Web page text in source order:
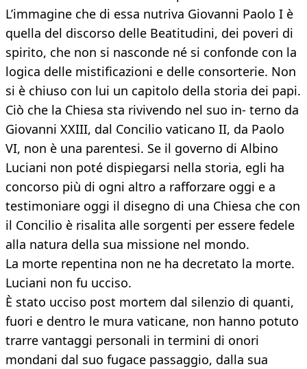
L’immagine che di essa nutriva Giovanni Paolo I è
quella del discorso delle Beatitudini, dei poveri di
spirito, che non si nasconde né si confonde con la
logica delle mistificazioni e delle consorterie. Non
si è chiuso con lui un capitolo della storia dei papi.
Ciò che la Chiesa sta rivivendo nel suo in- terno da
Giovanni XXIII, dal Concilio vaticano II, da Paolo
VI, non è una parentesi. Se il governo di Albino
Luciani non poté dispiegarsi nella storia, egli ha
concorso più di ogni altro a rafforzare oggi e a
testimoniare oggi il disegno di una Chiesa che con
il Concilio è risalita alle sorgenti per essere fedele
alla natura della sua missione nel mondo.
La morte repentina non ne ha decretato la morte.
Luciani non fu ucciso.
È stato ucciso post mortem dal silenzio di quanti,
fuori e dentro le mura vaticane, non hanno potuto
trarre vantaggi personali in termini di onori
mondani dal suo fugace passaggio, dalla sua